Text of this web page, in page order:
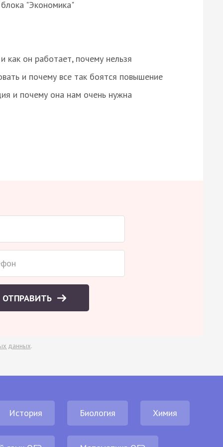
"Экономика"
как он работает, почему нельзя
и почему все так боятся повышение
и почему она нам очень нужна
ОТПРАВИТЬ
данных.
История Биология Химия